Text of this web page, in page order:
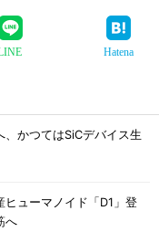
Hatena
かつてはSiCデバイス生
ューマノイド「D1」登
へ